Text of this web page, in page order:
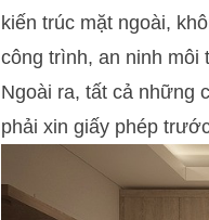
kiến trúc mặt ngoài,
công trình, an ninh môi
Ngoài ra, tất cả những
phải xin giấy phép